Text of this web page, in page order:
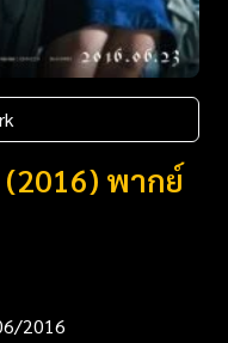
(2016) พากย์
2016